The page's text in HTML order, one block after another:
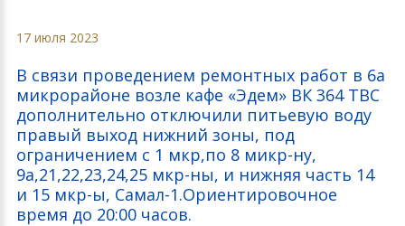
17 июля 2023
В связи проведением ремонтных работ в 6а
микрорайоне возле кафе «Эдем» ВК 364 ТВС
дополнительно отключили питьевую воду
правый выход нижний зоны, под
ограничением с 1 мкр,по 8 микр-ну,
9а,21,22,23,24,25 мкр-ны, и нижняя часть 14
и 15 мкр-ы, Самал-1.Ориентировочное
время до 20:00 часов.